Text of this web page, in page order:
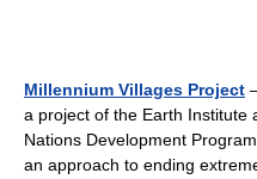
Millennium Villages Project
a project of the Earth Institute
Nations Development
an approach to ending